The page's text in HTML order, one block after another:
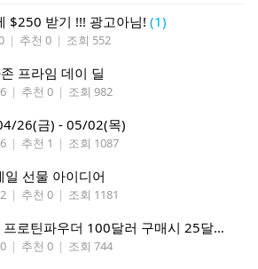
$250 받기 !!! 광고아님! (1)
| 추천 0 | 조회 552
프라임 데이 딜
| 추천 0 | 조회 982
26(금) - 05/02(목)
| 추천 1 | 조회 1087
선물 아이디어
| 추천 0 | 조회 1181
Optimum Nutrition 프로틴파우더 100달러 구매시 25달러 아마존크레딧
| 추천 0 | 조회 744